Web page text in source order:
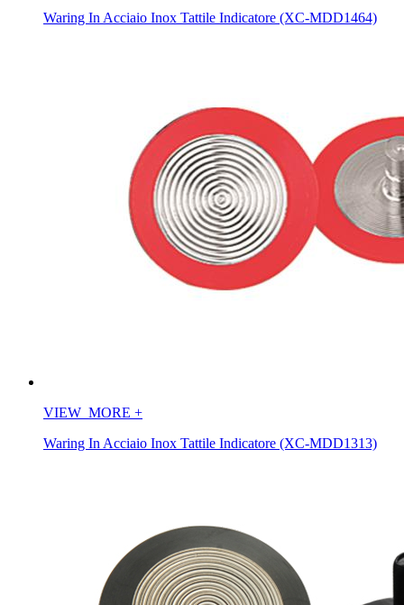
Waring In Acciaio Inox Tattile Indicatore (XC-MDD1464)
VIEW_MORE +
Waring In Acciaio Inox Tattile Indicatore (XC-MDD1313)